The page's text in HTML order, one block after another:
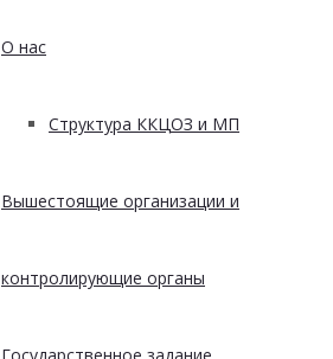
О нас
Структура ККЦОЗ и МП
Вышестоящие организации и
контролирующие органы